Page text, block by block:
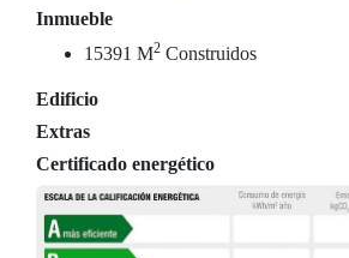
Inmueble
15391 M2 Construidos
Edificio
Extras
Certificado energético